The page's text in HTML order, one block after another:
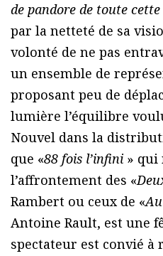
de pandore de toute
par la netteté de sa
volonté de ne pas
un ensemble de
proposant peu de
lumière l’équilibre
Nouvel dans la
que «88 fois l’infini » qui
l’affrontement des «
Rambert ou ceux de «
Antoine Rault, est une
spectateur est convié à